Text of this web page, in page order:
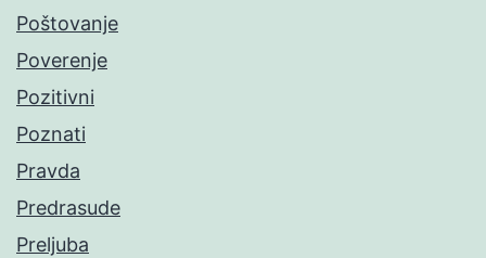
Poštovanje
Poverenje
Pozitivni
Poznati
Pravda
Predrasude
Preljuba